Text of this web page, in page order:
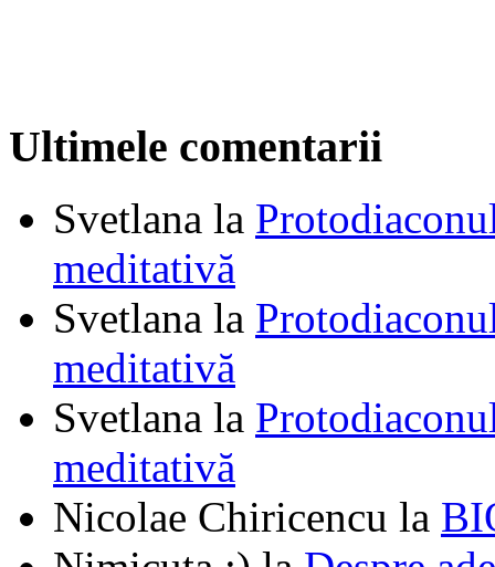
Ultimele comentarii
Svetlana la
meditativă
Svetlana la
meditativă
Svetlana la
meditativă
Nicolae Chiricencu la